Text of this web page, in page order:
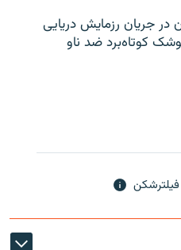
در جریان رزمایش دریایی
کوتاه‌برد ضد ناو